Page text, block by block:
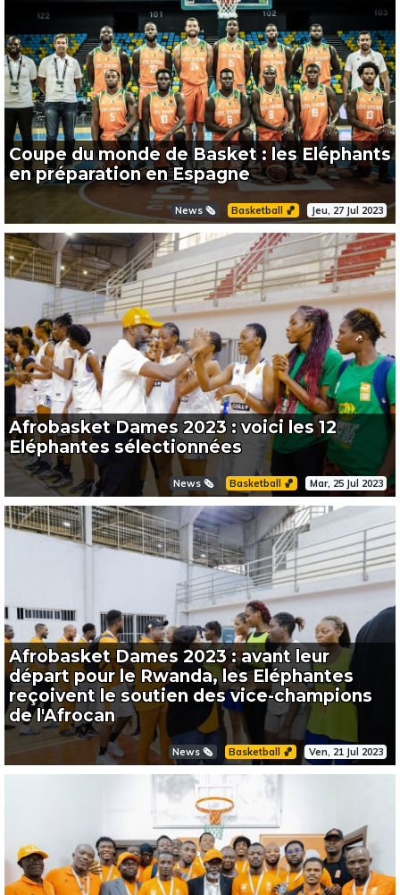
Coupe du monde de Basket : les Eléphants
en préparation en Espagne
News 🗞️ Basketball 🏀 Jeu, 27 Jul 2023
Afrobasket Dames 2023 : voici les 12
Eléphantes sélectionnées
News 🗞️ Basketball 🏀 Mar, 25 Jul 2023
Afrobasket Dames 2023 : avant leur
départ pour le Rwanda, les Eléphantes
reçoivent le soutien des vice-champions
de l'Afrocan
News 🗞️ Basketball 🏀 Ven, 21 Jul 2023